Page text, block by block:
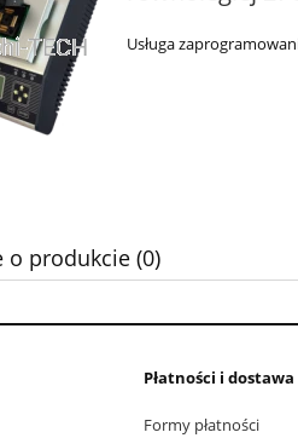
Usługa
o produkcie (0)
Płatności i dostawa
Formy płatności